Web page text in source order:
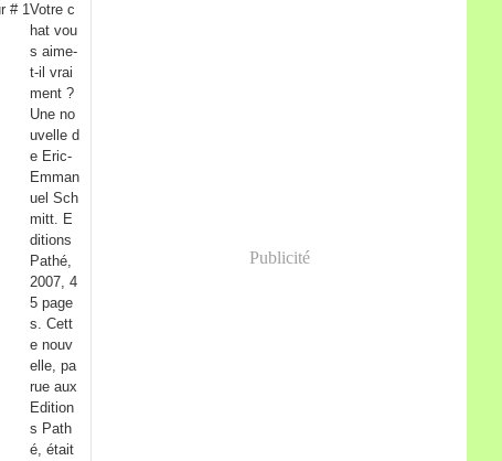
Votre c
hat vou
s aime-
t-il vrai
ment ?
Une no
uvelle d
e Eric-
Emman
uel Sch
mitt. E
ditions
Pathé,
2007, 4
5 page
s. Cett
e nouv
elle, pa
rue aux
Edition
s Path
é, était
Publicité